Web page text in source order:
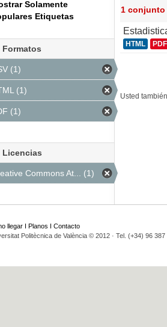
1 conjunto
HTML PDF
Usted
Solamente
Etiquetas
Formatos
(1)
(1)
(1)
Licencias
Commons At... (1)
llegar Planos
Contacto
Politècnica de València © 2012 · Tel. (+34) 96 387